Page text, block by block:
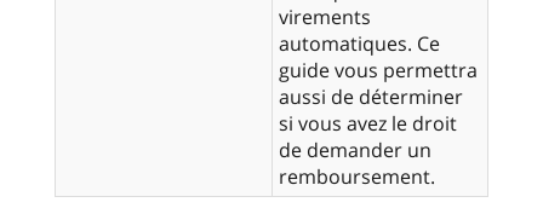
virements
automatiques. Ce
guide vous permettra
aussi de déterminer
si vous avez le droit
de demander un
remboursement.